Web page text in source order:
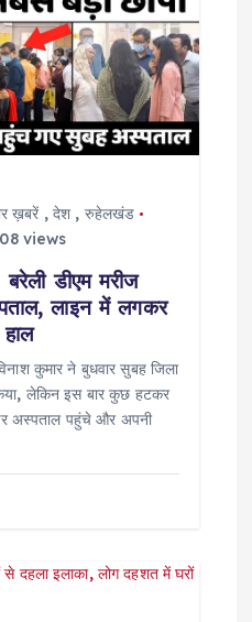
ख़बरें , देश , रुहेलखंड
views
डीएम मरीज
लाइन में लगकर
कुमार ने बुधवार सुबह जिला
लेकिन इस बार कुछ हटकर
अस्पताल पहुंचे और अपनी